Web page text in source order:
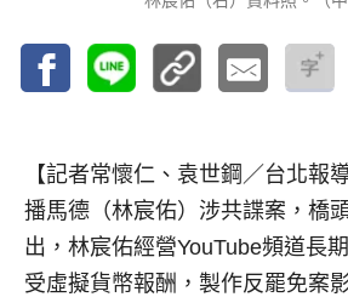
【記者常懷仁、袁世鋼／台北報導
播馬德（林宸佑）涉共諜案，橋
出，林宸佑經營YouTube頻道長
受虛擬貨幣報酬，製作反罷免案